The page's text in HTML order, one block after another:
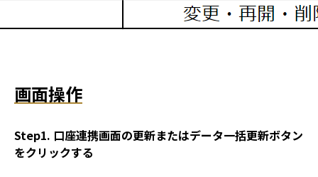
画面操作
Step1. 口座連携画面の更新またはデータ一括更新ボタン
をクリックする